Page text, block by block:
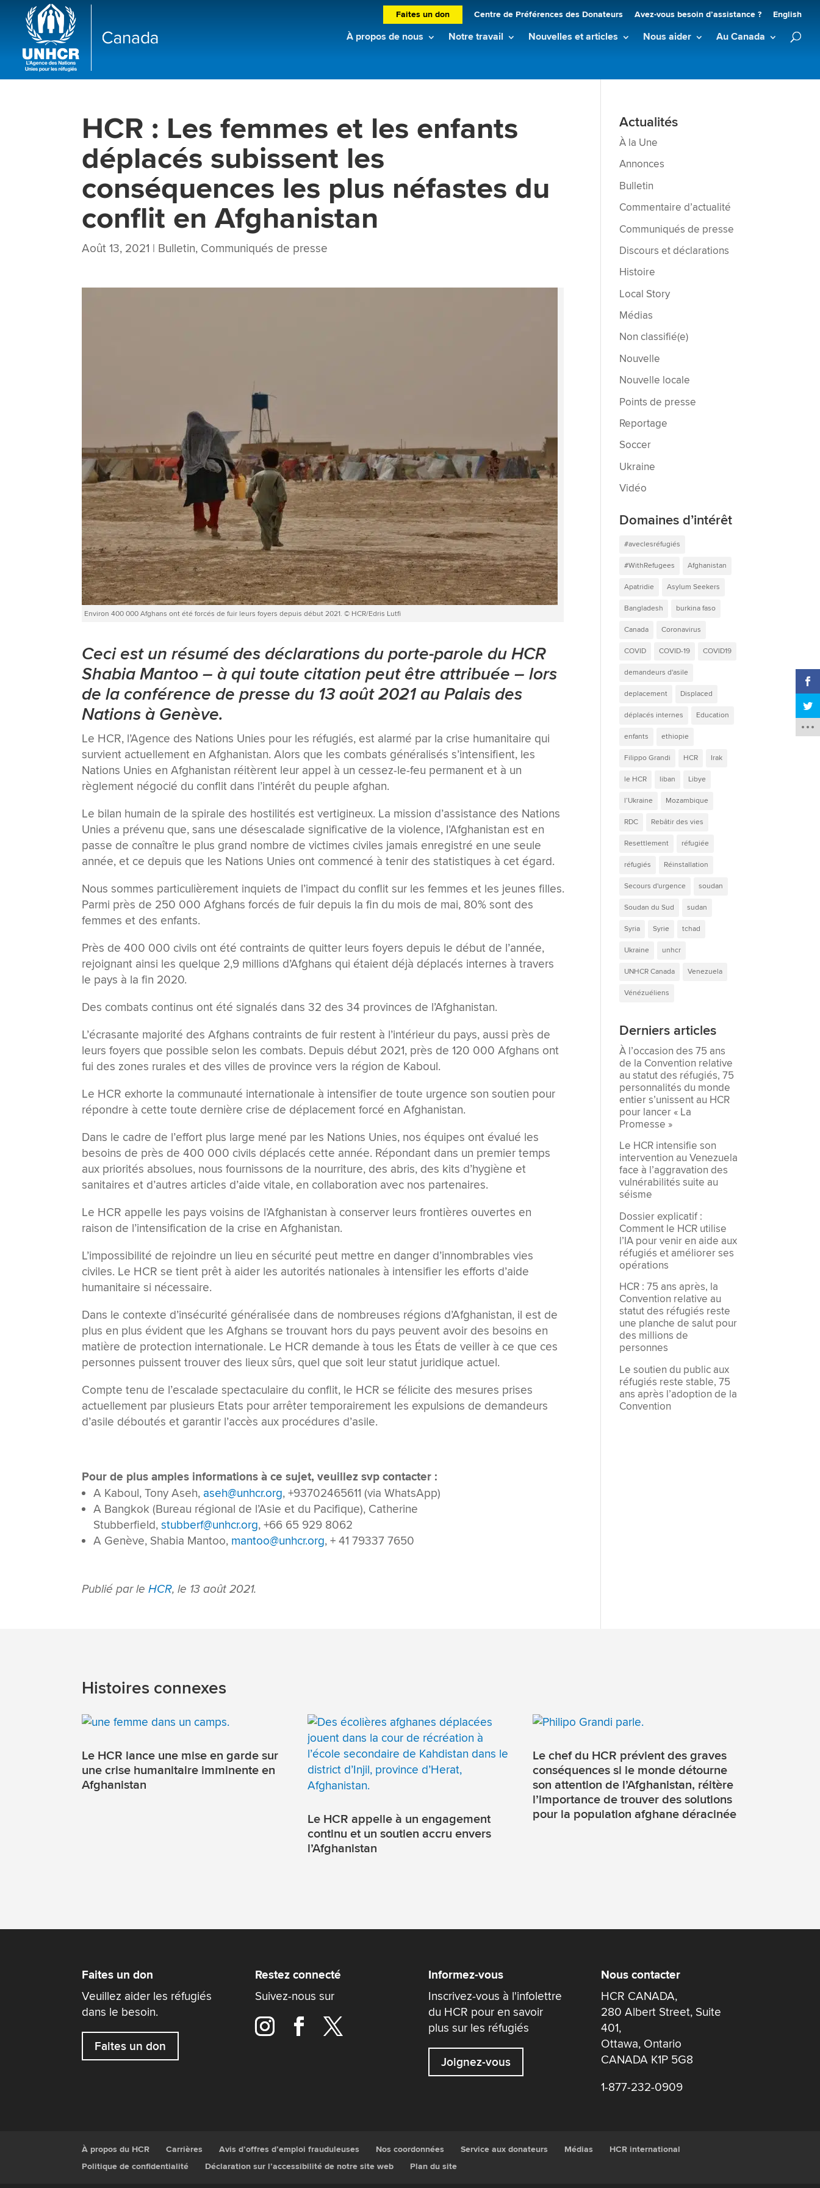
Faites un don Centre de Préférences des Donateurs Avez-vous besoin d’assistance ? English
À propos de nous Notre travail Nouvelles et articles Nous aider Au Canada
HCR : Les femmes et les enfants
déplacés subissent les
conséquences les plus néfastes du
conflit en Afghanistan
Août 13, 2021 | Bulletin, Communiqués de presse
Environ 400 000 Afghans ont été forcés de fuir leurs foyers depuis début 2021. © HCR/Edris Lutfi
Ceci est un résumé des déclarations du porte-parole du HCR
Shabia Mantoo – à qui toute citation peut être attribuée – lors
de la conférence de presse du 13 août 2021 au Palais des
Nations à Genève.
Le HCR, l’Agence des Nations Unies pour les réfugiés, est alarmé par la crise humanitaire qui
survient actuellement en Afghanistan. Alors que les combats généralisés s’intensifient, les
Nations Unies en Afghanistan réitèrent leur appel à un cessez-le-feu permanent et à un
règlement négocié du conflit dans l’intérêt du peuple afghan.
Le bilan humain de la spirale des hostilités est vertigineux. La mission d’assistance des Nations
Unies a prévenu que, sans une désescalade significative de la violence, l’Afghanistan est en
passe de connaître le plus grand nombre de victimes civiles jamais enregistré en une seule
année, et ce depuis que les Nations Unies ont commencé à tenir des statistiques à cet égard.
Nous sommes particulièrement inquiets de l’impact du conflit sur les femmes et les jeunes filles.
Parmi près de 250 000 Afghans forcés de fuir depuis la fin du mois de mai, 80% sont des
femmes et des enfants.
Près de 400 000 civils ont été contraints de quitter leurs foyers depuis le début de l’année,
rejoignant ainsi les quelque 2,9 millions d’Afghans qui étaient déjà déplacés internes à travers
le pays à la fin 2020.
Des combats continus ont été signalés dans 32 des 34 provinces de l’Afghanistan.
L’écrasante majorité des Afghans contraints de fuir restent à l’intérieur du pays, aussi près de
leurs foyers que possible selon les combats. Depuis début 2021, près de 120 000 Afghans ont
fui des zones rurales et des villes de province vers la région de Kaboul.
Le HCR exhorte la communauté internationale à intensifier de toute urgence son soutien pour
répondre à cette toute dernière crise de déplacement forcé en Afghanistan.
Dans le cadre de l’effort plus large mené par les Nations Unies, nos équipes ont évalué les
besoins de près de 400 000 civils déplacés cette année. Répondant dans un premier temps
aux priorités absolues, nous fournissons de la nourriture, des abris, des kits d’hygiène et
sanitaires et d’autres articles d’aide vitale, en collaboration avec nos partenaires.
Le HCR appelle les pays voisins de l’Afghanistan à conserver leurs frontières ouvertes en
raison de l’intensification de la crise en Afghanistan.
L’impossibilité de rejoindre un lieu en sécurité peut mettre en danger d’innombrables vies
civiles. Le HCR se tient prêt à aider les autorités nationales à intensifier les efforts d’aide
humanitaire si nécessaire.
Dans le contexte d’insécurité généralisée dans de nombreuses régions d’Afghanistan, il est de
plus en plus évident que les Afghans se trouvant hors du pays peuvent avoir des besoins en
matière de protection internationale. Le HCR demande à tous les États de veiller à ce que ces
personnes puissent trouver des lieux sûrs, quel que soit leur statut juridique actuel.
Compte tenu de l’escalade spectaculaire du conflit, le HCR se félicite des mesures prises
actuellement par plusieurs Etats pour arrêter temporairement les expulsions de demandeurs
d’asile déboutés et garantir l’accès aux procédures d’asile.
Pour de plus amples informations à ce sujet, veuillez svp contacter :
A Kaboul, Tony Aseh, aseh@unhcr.org, +93702465611 (via WhatsApp)
A Bangkok (Bureau régional de l’Asie et du Pacifique), Catherine
Stubberfield,stubberf@unhcr.org, +66 65 929 8062
A Genève, Shabia Mantoo, mantoo@unhcr.org, + 41 79337 7650
Publié par leHCR, le 13 août 2021.
Actualités
À la Une
Annonces
Bulletin
Commentaire d’actualité
Communiqués de presse
Discours et déclarations
Histoire
Local Story
Médias
Non classifié(e)
Nouvelle
Nouvelle locale
Points de presse
Reportage
Soccer
Ukraine
Vidéo
Domaines d’intérêt
#aveclesréfugiés
#WithRefugees Afghanistan
Apatridie Asylum Seekers
Bangladesh burkina faso
Canada Coronavirus
COVID COVID-19 COVID19
demandeurs d'asile
deplacement Displaced
déplacés internes Education
enfants ethiopie
Filippo Grandi HCR Irak
le HCR liban Libye
l’Ukraine Mozambique
RDC Rebâtir des vies
Resettlement réfugiée
réfugiés Réinstallation
Secours d'urgence soudan
Soudan du Sud sudan
Syria Syrie tchad
Ukraine unhcr
UNHCR Canada Venezuela
Vénézuéliens
Derniers articles
À l’occasion des 75 ans
de la Convention relative
au statut des réfugiés, 75
personnalités du monde
entier s’unissent au HCR
pour lancer « La
Promesse »
Le HCR intensifie son
intervention au Venezuela
face à l’aggravation des
vulnérabilités suite au
séisme
Dossier explicatif :
Comment le HCR utilise
l’IA pour venir en aide aux
réfugiés et améliorer ses
opérations
HCR : 75 ans après, la
Convention relative au
statut des réfugiés reste
une planche de salut pour
des millions de
personnes
Le soutien du public aux
réfugiés reste stable, 75
ans après l’adoption de la
Convention
Histoires connexes
Le HCR lance une mise en garde sur
une crise humanitaire imminente en
Afghanistan
Le HCR appelle à un engagement
continu et un soutien accru envers
l’Afghanistan
Le chef du HCR prévient des graves
conséquences si le monde détourne
son attention de l’Afghanistan, réitère
l’importance de trouver des solutions
pour la population afghane déracinée
Faites un don
Veuillez aider les réfugiés
dans le besoin.
Faites un don
Restez connecté
Suivez-nous sur
Informez-vous
Inscrivez-vous à l'infolettre
du HCR pour en savoir
plus sur les réfugiés
Joignez-vous
Nous contacter
HCR CANADA,
280 Albert Street, Suite
401,
Ottawa, Ontario
CANADA K1P 5G8
1-877-232-0909
À propos du HCR Carrières Avis d’offres d’emploi frauduleuses Nos coordonnées Service aux donateurs Médias
HCR international
Politique de confidentialité
Déclaration sur l’accessibilité de notre site web Plan du site